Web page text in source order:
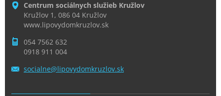
Centrum sociálnych služieb Kružlov
Kružlov 1, 086 04 Kružlov
www.lipovydomkruzlov.sk
054 7562 632
0918 911 004
socialne@lipovydomkruzlov.sk